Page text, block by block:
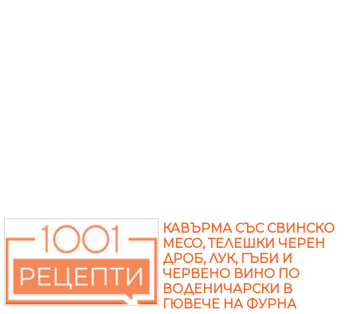
КАВЪРМА СЪС СВИНСКО
МЕСО, ТЕЛЕШКИ ЧЕРЕН
ДРОБ, ЛУК, ГЪБИ И
ЧЕРВЕНО ВИНО ПО
ВОДЕНИЧАРСКИ В
ГЮВЕЧЕ НА ФУРНА